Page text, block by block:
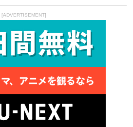
[ADVERTISEMENT]